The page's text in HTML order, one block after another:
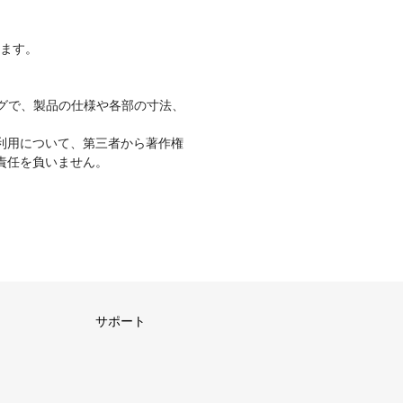
す。
、製品の仕様や各部の寸法、
用について、第三者から著作権
を負いません。
サポート